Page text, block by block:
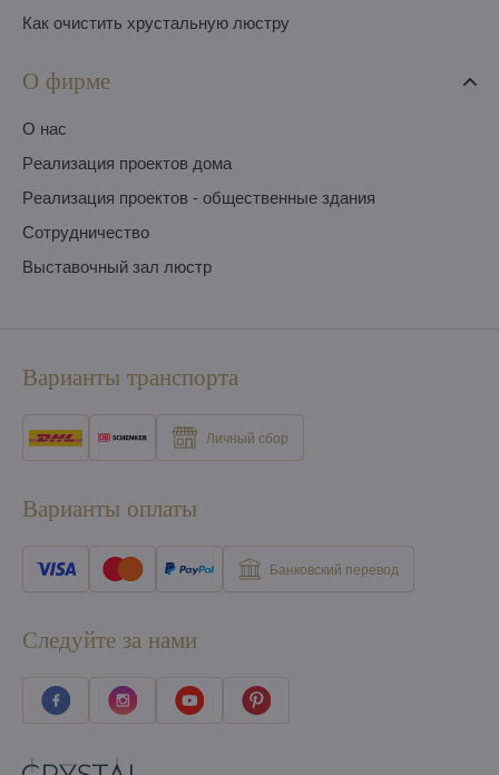
Как очистить хрустальную люстру
О фирме
O нас
Pеализация проектов дома
Pеализация проектов - общественные здания
Сотрудничество
Выставочный зал люстр
Варианты транспорта
Личный сбор
Варианты оплаты
Банковский перевод
Следуйте за нами